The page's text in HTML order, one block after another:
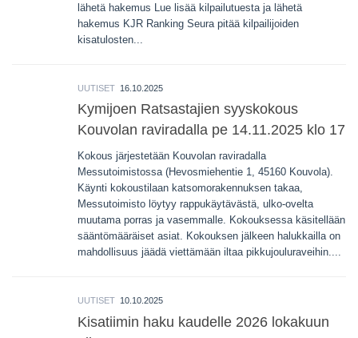
lähetä hakemus Lue lisää kilpailutuesta ja lähetä
hakemus KJR Ranking Seura pitää kilpailijoiden
kisatulosten...
UUTISET 16.10.2025
Kymijoen Ratsastajien syyskokous
Kouvolan raviradalla pe 14.11.2025 klo 17
Kokous järjestetään Kouvolan raviradalla
Messutoimistossa (Hevosmiehentie 1, 45160 Kouvola).
Käynti kokoustilaan katsomorakennuksen takaa,
Messutoimisto löytyy rappukäytävästä, ulko-ovelta
muutama porras ja vasemmalle. Kokouksessa käsitellään
sääntömääräiset asiat. Kokouksen jälkeen halukkailla on
mahdollisuus jäädä viettämään iltaa pikkujouluraveihin....
UUTISET 10.10.2025
Kisatiimin haku kaudelle 2026 lokakuun